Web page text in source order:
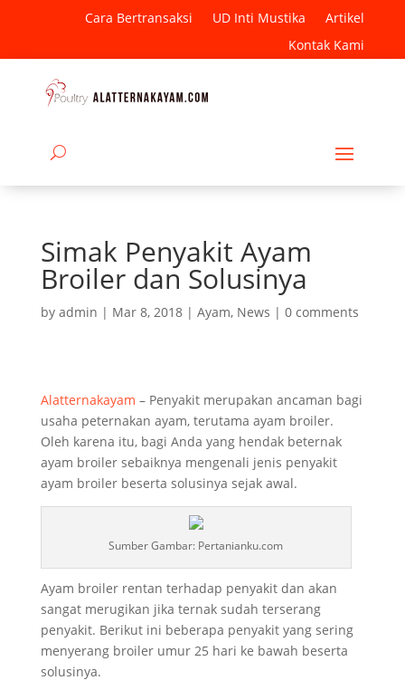
Cara Bertransaksi UD Inti Mustika
Artikel
Kontak Kami
Simak Penyakit Ayam
Broiler dan Solusinya
by admin | Mar 8, 2018| Ayam, News | 0 comments
Alatternakayam – Penyakit merupakan ancaman bagi
usaha peternakan ayam, terutama ayam broiler.
Oleh karena itu, bagi Anda yang hendak beternak
ayam broiler sebaiknya mengenali jenis penyakit
ayam broiler beserta solusinya sejak awal.
Sumber Gambar: Pertanianku.com
Ayam broiler rentan terhadap penyakit dan akan
sangat merugikan jika ternak sudah terserang
penyakit. Berikut ini beberapa penyakit yang sering
menyerang broiler umur 25 hari ke bawah beserta
solusinya.